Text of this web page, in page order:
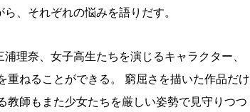
、それぞれの悩みを語りだす。
理奈、女子高生たちを演じるキャラクター、
ねることができる。 窮屈さを描いた作品だけ
教師もまた少女たちを厳しい姿勢で見守りつつ